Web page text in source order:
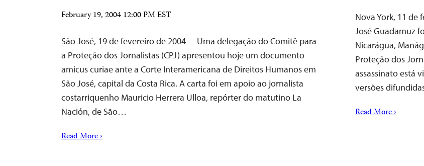
February 19, 2004 12:00 PM EST
São José, 19 de fevereiro de 2004 —Uma delegação do Comitê para
a Proteção dos Jornalistas (CPJ) apresentou hoje um documento
amicus curiae ante a Corte Interamericana de Direitos Humanos em
São José, capital da Costa Rica. A carta foi em apoio ao jornalista
costarriquenho Mauricio Herrera Ulloa, repórter do matutino La
Nación, de São…
Read More ›
Nova York, 11 de
José Guadamuz
Nicarágua,
Proteção dos
assassinato está
versões
Read More ›